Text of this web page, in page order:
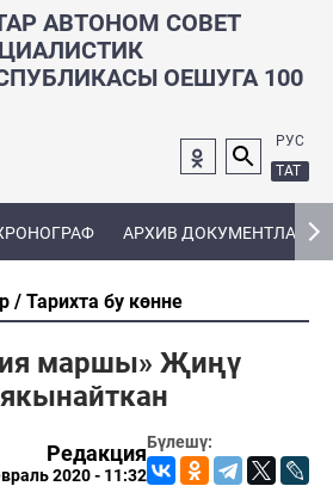
АВТОНОМ СОВЕТ
ОЕШУГА 100
РУС
ТАТ
АРХИВ ДОКУМЕНТЛАРЫ
Тарихта бу көнне
маршы» Җиңү
Бүлешү:
Редакция
2020 - 11:32